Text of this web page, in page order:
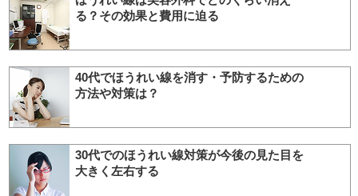
る？その効果と費用に迫る
40代でほうれい線を消す・予防するための
方法や対策は？
30代でのほうれい線対策が今後の見た目を
大きく左右する